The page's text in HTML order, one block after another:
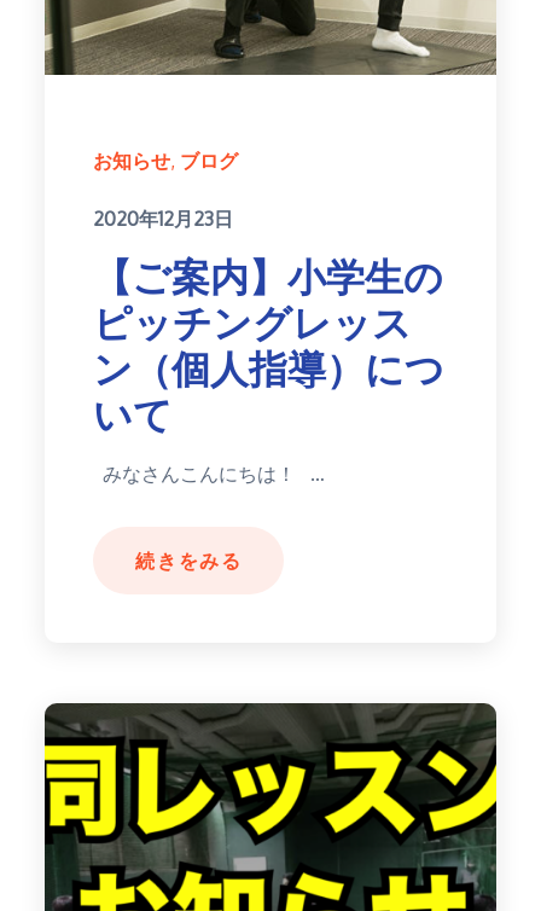
お知らせ ブログ
Posted
2020年12月23日
【ご案内】小学生の
ピッチングレッス
ン（個人指導）につ
いて
みなさんこんにちは！ …
続きをみる